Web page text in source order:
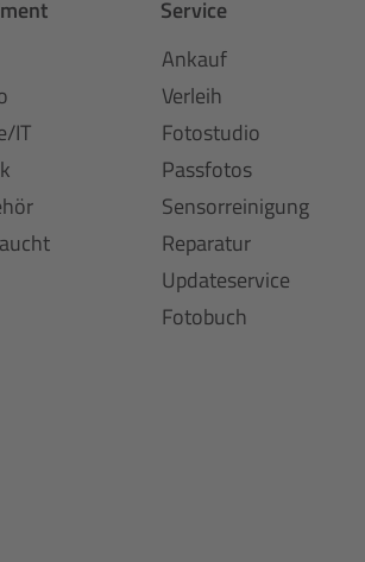
IT
Service
Ankauf
Verleih
Fotostudio
Passfotos
Sensorreinigung
Reparatur
Updateservice
Fotobuch